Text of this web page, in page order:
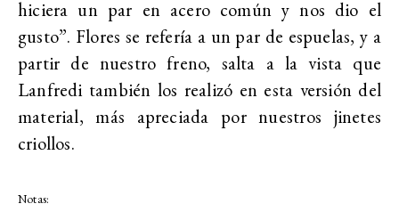
hiciera un par en acero común y nos dio el
gusto”. Flores se refería a un par de espuelas, y a
partir de nuestro freno, salta a la vista que
Lanfredi también los realizó en esta versión del
material, más apreciada por nuestros jinetes
criollos.
Notas: